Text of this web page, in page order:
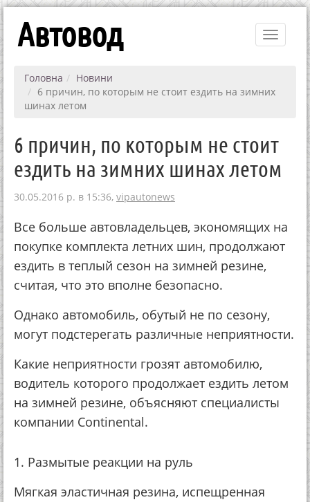
Toggle
Автовод
Головна
Новини
6 причин, по которым не стоит ездить на зимних
шинах летом
6 причин, по которым не стоит
ездить на зимних шинах летом
30.05.2016 р. в 15:36, vipautonews
Все больше автовладельцев, экономящих на
покупке комплекта летних шин, продолжают
ездить в теплый сезон на зимней резине,
считая, что это вполне безопасно.
Однако автомобиль, обутый не по сезону,
могут подстерегать различные неприятности.
Какие неприятности грозят автомобилю,
водитель которого продолжает ездить летом
на зимней резине, объясняют специалисты
компании Continental.
1. Размытые реакции на руль
Мягкая эластичная резина, испещренная